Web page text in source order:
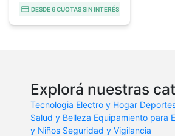
DESDE 6 CUOTAS SIN INTERÉS
Explorá nuestras
Tecnologia Electro y Hogar
Salud y Belleza Equipamiento para
y Niños Seguridad y Vigilancia